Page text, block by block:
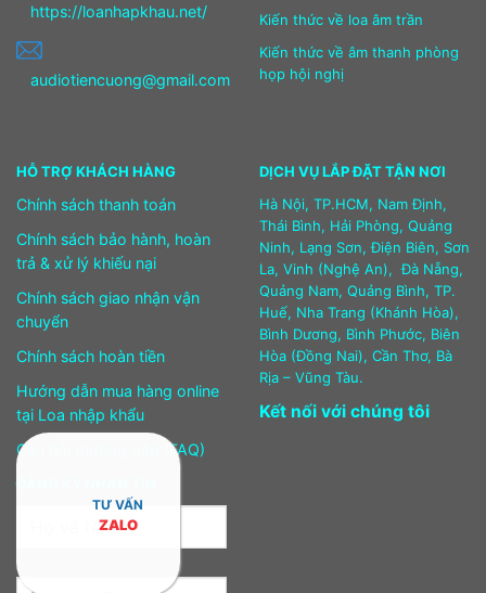
https://loanhapkhau.net/
audiotiencuong@gmail.com
Kiến thức về loa âm trần
Kiến thức về âm thanh phòng
họp hội nghị
HỖ TRỢ KHÁCH HÀNG
Chính sách thanh toán
Chính sách bảo hành, hoàn
trả & xử lý khiếu nại
Chính sách giao nhận vận
chuyển
Chính sách hoàn tiền
Hướng dẫn mua hàng online
tại Loa nhập khẩu
Câu hỏi thường gặp (FAQ)
DỊCH VỤ LẮP ĐẶT TẬN NƠI
Hà Nội, TP.HCM, Nam Định,
Thái Bình, Hải Phòng, Quảng
Ninh, Lạng Sơn, Điện Biên, Sơn
La, Vinh (Nghệ An), Đà Nẵng,
Quảng Nam, Quảng Bình, TP.
Huế, Nha Trang (Khánh Hòa),
Bình Dương, Bình Phước, Biên
Hòa (Đồng Nai), Cần Thơ, Bà
Rịa – Vũng Tàu.
Kết nối với chúng tôi
TƯ VẤN
ZALO